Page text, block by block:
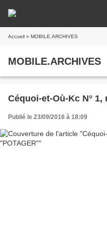
Accueil » MOBILE.ARCHIVES
MOBILE.ARCHIVES
Céquoi-et-Où-Kc N°
Publié le 23/09/2016 à 18:09